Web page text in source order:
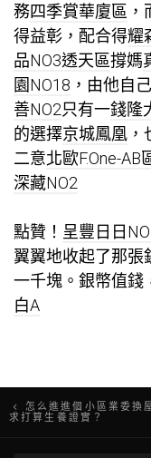
務四季賞華廈區
得益彰，配合得耀
品NO3透天區撐媽
園NO18 ，由他自
善NO2只有一錢隆
的選擇京城鳳凰
二意北歐F.One-AB
深藏NO2
點贊！ 呈豐日日
翼翼地收起了那張
一千塊。銀幣值錢
白A
文怎么進進個小區業委換
求打算生養證實？